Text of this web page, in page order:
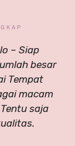
– Siap
besar
Tempat
macam
saja